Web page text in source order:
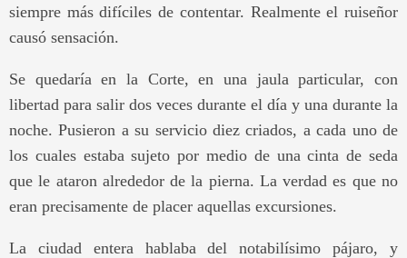
siempre más difíciles de contentar. Realmente el ruiseñor
causó sensación.
Se quedaría en la Corte, en una jaula particular, con
libertad para salir dos veces durante el día y una durante la
noche. Pusieron a su servicio diez criados, a cada uno de
los cuales estaba sujeto por medio de una cinta de seda
que le ataron alrededor de la pierna. La verdad es que no
eran precisamente de placer aquellas excursiones.
La ciudad entera hablaba del notabilísimo pájaro, y